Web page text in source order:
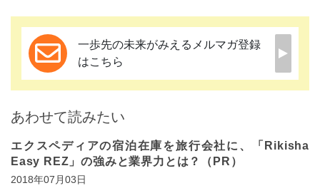
一歩先の未来がみえるメルマガ登録
はこちら
あわせて読みたい
エクスペディアの宿泊在庫を旅行会社に、「Rikisha
Easy REZ」の強みと業界力とは？（PR）
2018年07月03日